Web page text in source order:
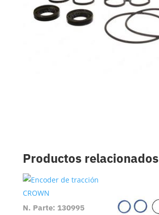
Productos relacionados
N. Parte: 130995